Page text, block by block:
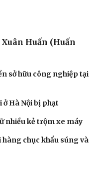
viên ra đầu thú liệu có
tiền để hưởng án
cập nhật, điều chỉnh
Huấn (Huấn